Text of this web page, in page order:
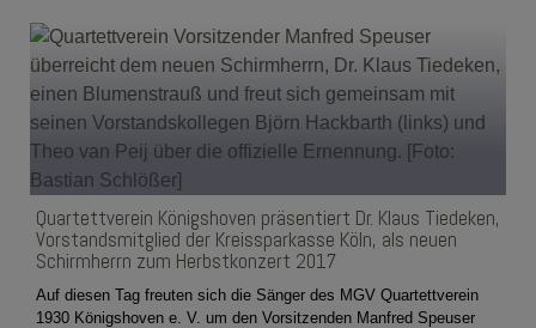
Quartettverein Königshoven präsentiert Dr. Klaus Tiedeken,
Vorstandsmitglied der Kreissparkasse Köln, als neuen
Schirmherrn zum Herbstkonzert 2017
Auf diesen Tag freuten sich die Sänger des MGV Quartettverein
1930 Königshoven e. V. um den Vorsitzenden Manfred Speuser